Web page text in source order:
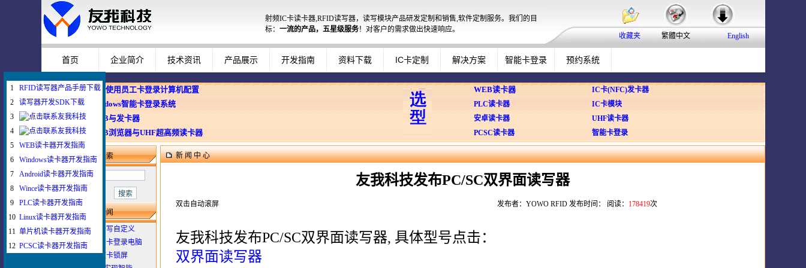
射频IC卡读卡器,RFID读写器，读写模块产品研发定制和销售,软件定制服务。我们的目
标： 一流的产品，五星级服务！对客户的需求做出快速响应。
收藏夹 繁體中文 English
首页 企业简介 技术资讯 产品展示 开发指南 资料下载 IC卡定制 解决方案 智能卡登录 预约系统
企业使用员工卡登录计算机配置
Windows智能卡登录系统
WEB与发卡器
WEB浏览器与UHF超高频读卡器
WEB读卡器
IC卡(NFC)发卡器
PLC读卡器
IC卡模块
安卓读卡器
UHF读卡器
PCSC读卡器
智能卡登录
新闻搜索
最新新闻
1
如何给IC卡写自定义
2
如何配置刷卡登录电脑
3
插卡登录拔卡锁屏
新 闻 中 心
友我科技发布PC/SC双界面读写器
双击自动滚屏 发布者：YOWO RFID 发布时间： 阅读： 178419次
友我科技发布PC/SC双界面读写器, 具体型号点击：
双界面读写器
1
RFID读写器产品手册下载
2
读写器开发SDK下载
3
4
5
WEB读卡器开发指南
6
Windows读卡器开发指南
7
Android读卡器开发指南
8
Wince读卡器开发指南
9
PLC读卡器开发指南
10 Linux读卡器开发指南
11 单片机读卡器开发指南
12 PCSC读卡器开发指南